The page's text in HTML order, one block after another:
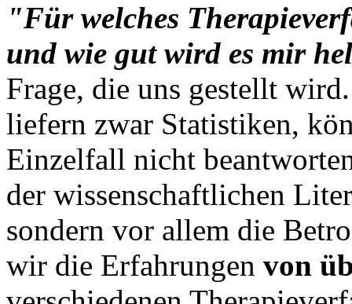
"Für welches
und wie gut wird es mir
Frage, die uns gestellt
liefern zwar Statistiken,
Einzelfall nicht
der wissenschaftlichen
sondern vor allem die
wir die Erfahrungen von